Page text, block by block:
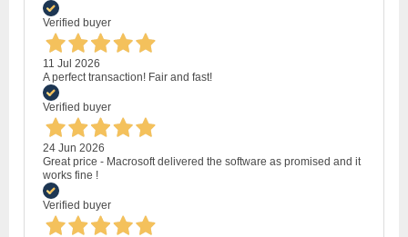
Verified buyer
11 Jul 2026
A perfect transaction! Fair and fast!
Verified buyer
24 Jun 2026
Great price - Macrosoft delivered the software as promised and it
works fine !
Verified buyer